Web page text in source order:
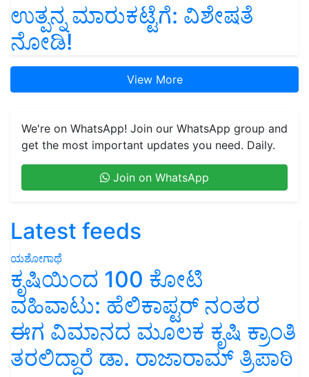
ಉತ್ಪನ್ನ ಮಾರುಕಟ್ಟೆಗೆ: ವಿಶೇಷತೆ
ನೋಡಿ!
View More
We're on WhatsApp! Join our WhatsApp group and
get the most important updates you need. Daily.
Join on WhatsApp
Latest feeds
ಯಶೋಗಾಥೆ
ಕೃಷಿಯಿಂದ 100 ಕೋಟಿ
ವಹಿವಾಟು: ಹೆಲಿಕಾಪ್ಟರ್ ನಂತರ
ಈಗ ವಿಮಾನದ ಮೂಲಕ ಕೃಷಿ ಕ್ರಾಂತಿ
ತರಲಿದ್ದಾರೆ ಡಾ. ರಾಜಾರಾಮ್ ತ್ರಿಪಾಠಿ